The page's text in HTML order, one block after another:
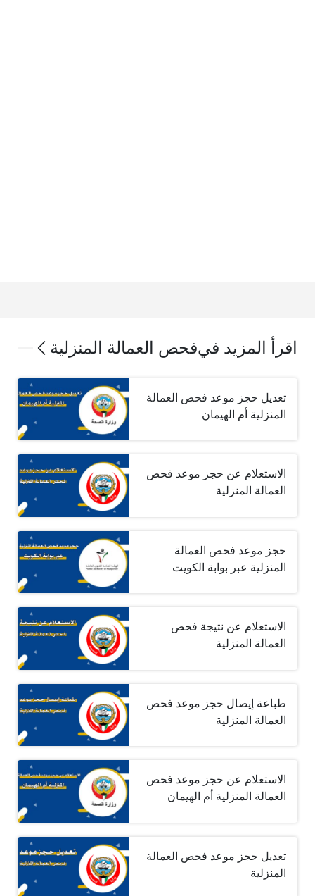
اقرأ المزيد فيفحص العمالة المنزلية
تعديل حجز موعد فحص العمالة
المنزلية أم الهيمان
الاستعلام عن حجز موعد فحص
العمالة المنزلية
حجز موعد فحص العمالة
المنزلية عبر بوابة الكويت
الاستعلام عن نتيجة فحص
العمالة المنزلية
طباعة إيصال حجز موعد فحص
العمالة المنزلية
الاستعلام عن حجز موعد فحص
العمالة المنزلية أم الهيمان
تعديل حجز موعد فحص العمالة
المنزلية